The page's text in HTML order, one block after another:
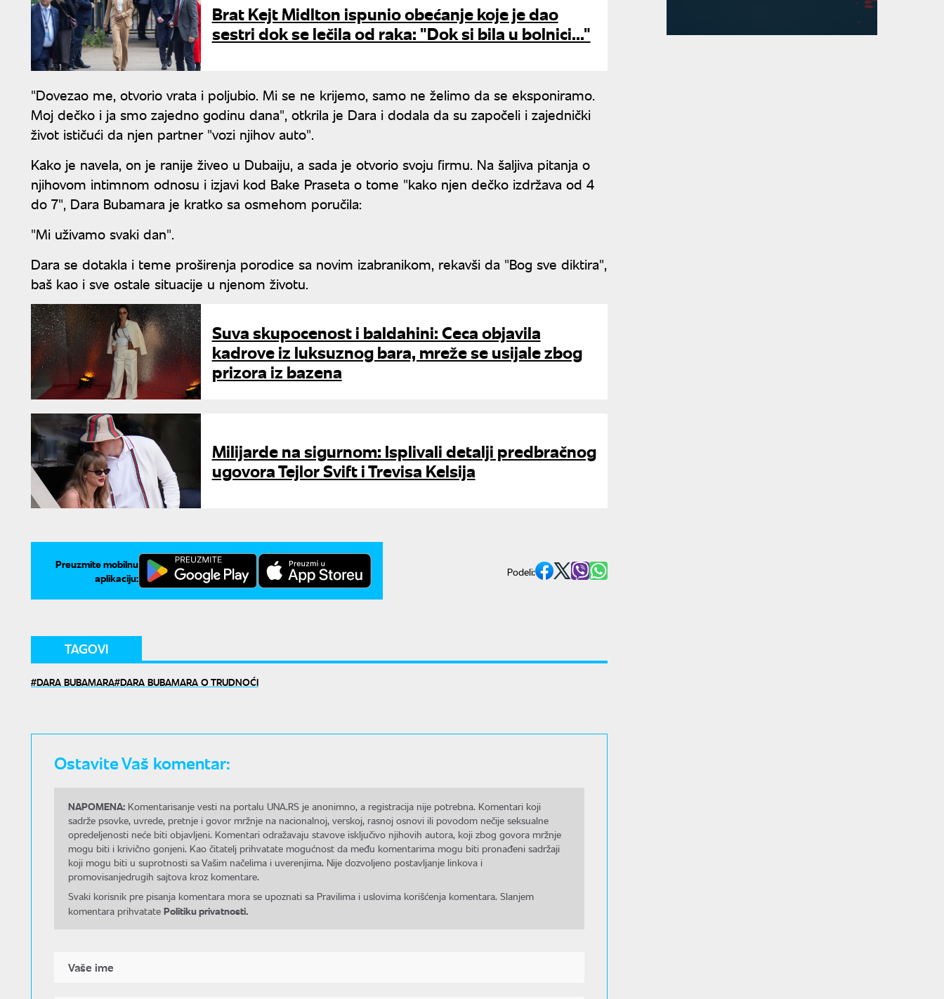
Brat Kejt Midlton ispunio obećanje koje je dao
sestri dok se lečila od raka: "Dok si bila u bolnici..."
"Dovezao me, otvorio vrata i poljubio. Mi se ne krijemo, samo ne želimo da se eksponiramo.
Moj dečko i ja smo zajedno godinu dana", otkrila je Dara i dodala da su započeli i zajednički
život ističući da njen partner "vozi njihov auto".
Kako je navela, on je ranije živeo u Dubaiju, a sada je otvorio svoju firmu. Na šaljiva pitanja o
njihovom intimnom odnosu i izjavi kod Bake Praseta o tome "kako njen dečko izdržava od 4
do 7", Dara Bubamara je kratko sa osmehom poručila:
"Mi uživamo svaki dan".
Dara se dotakla i teme proširenja porodice sa novim izabranikom, rekavši da "Bog sve diktira",
baš kao i sve ostale situacije u njenom životu.
Suva skupocenost i baldahini: Ceca objavila
kadrove iz luksuznog bara, mreže se usijale zbog
prizora iz bazena
Milijarde na sigurnom: Isplivali detalji predbračnog
ugovora Tejlor Svift i Trevisa Kelsija
Preuzmite mobilnu
aplikaciju:
Podeli:
TAGOVI
DARA BUBAMARA DARA BUBAMARA O TRUDNOĆI
Ostavite Vaš komentar:
NAPOMENA: Komentarisanje vesti na portalu UNA.RS je anonimno, a registracija nije potrebna. Komentari koji
sadrže psovke, uvrede, pretnje i govor mržnje na nacionalnoj, verskoj, rasnoj osnovi ili povodom nečije seksualne
opredeljenosti neće biti objavljeni. Komentari odražavaju stavove isključivo njihovih autora, koji zbog govora mržnje
mogu biti i krivično gonjeni. Kao čitatelj prihvatate mogućnost da među komentarima mogu biti pronađeni sadržaji
koji mogu biti u suprotnosti sa Vašim načelima i uverenjima. Nije dozvoljeno postavljanje linkova i
promovisanjedrugih sajtova kroz komentare.
Svaki korisnik pre pisanja komentara mora se upoznati sa Pravilima i uslovima korišćenja komentara. Slanjem
komentara prihvatate Politiku privatnosti.